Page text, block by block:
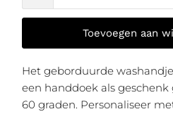
Toevoegen aan
Het geborduurde
een handdoek als geschenk
60 graden. Personaliseer